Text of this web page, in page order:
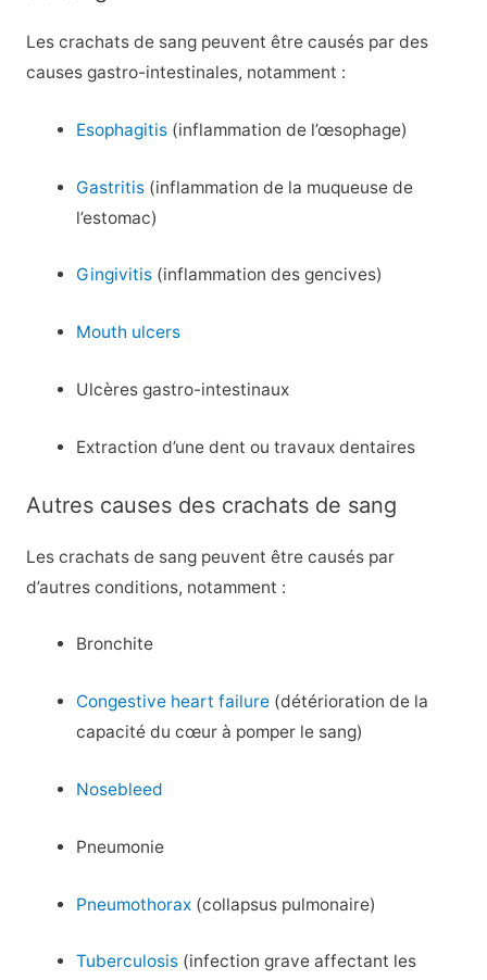
Les crachats de sang peuvent être causés par des
causes gastro-intestinales, notamment :
Esophagitis (inflammation de l’œsophage)
Gastritis (inflammation de la muqueuse de
l’estomac)
Gingivitis (inflammation des gencives)
Mouth ulcers
Ulcères gastro-intestinaux
Extraction d’une dent ou travaux dentaires
Autres causes des crachats de sang
Les crachats de sang peuvent être causés par
d’autres conditions, notamment :
Bronchite
Congestive heart failure (détérioration de la
capacité du cœur à pomper le sang)
Nosebleed
Pneumonie
Pneumothorax (collapsus pulmonaire)
Tuberculosis (infection grave affectant les